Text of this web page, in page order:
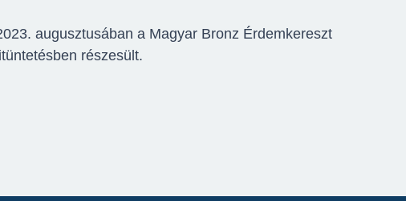
augusztusában a Magyar Bronz Érdemkereszt
részesült.